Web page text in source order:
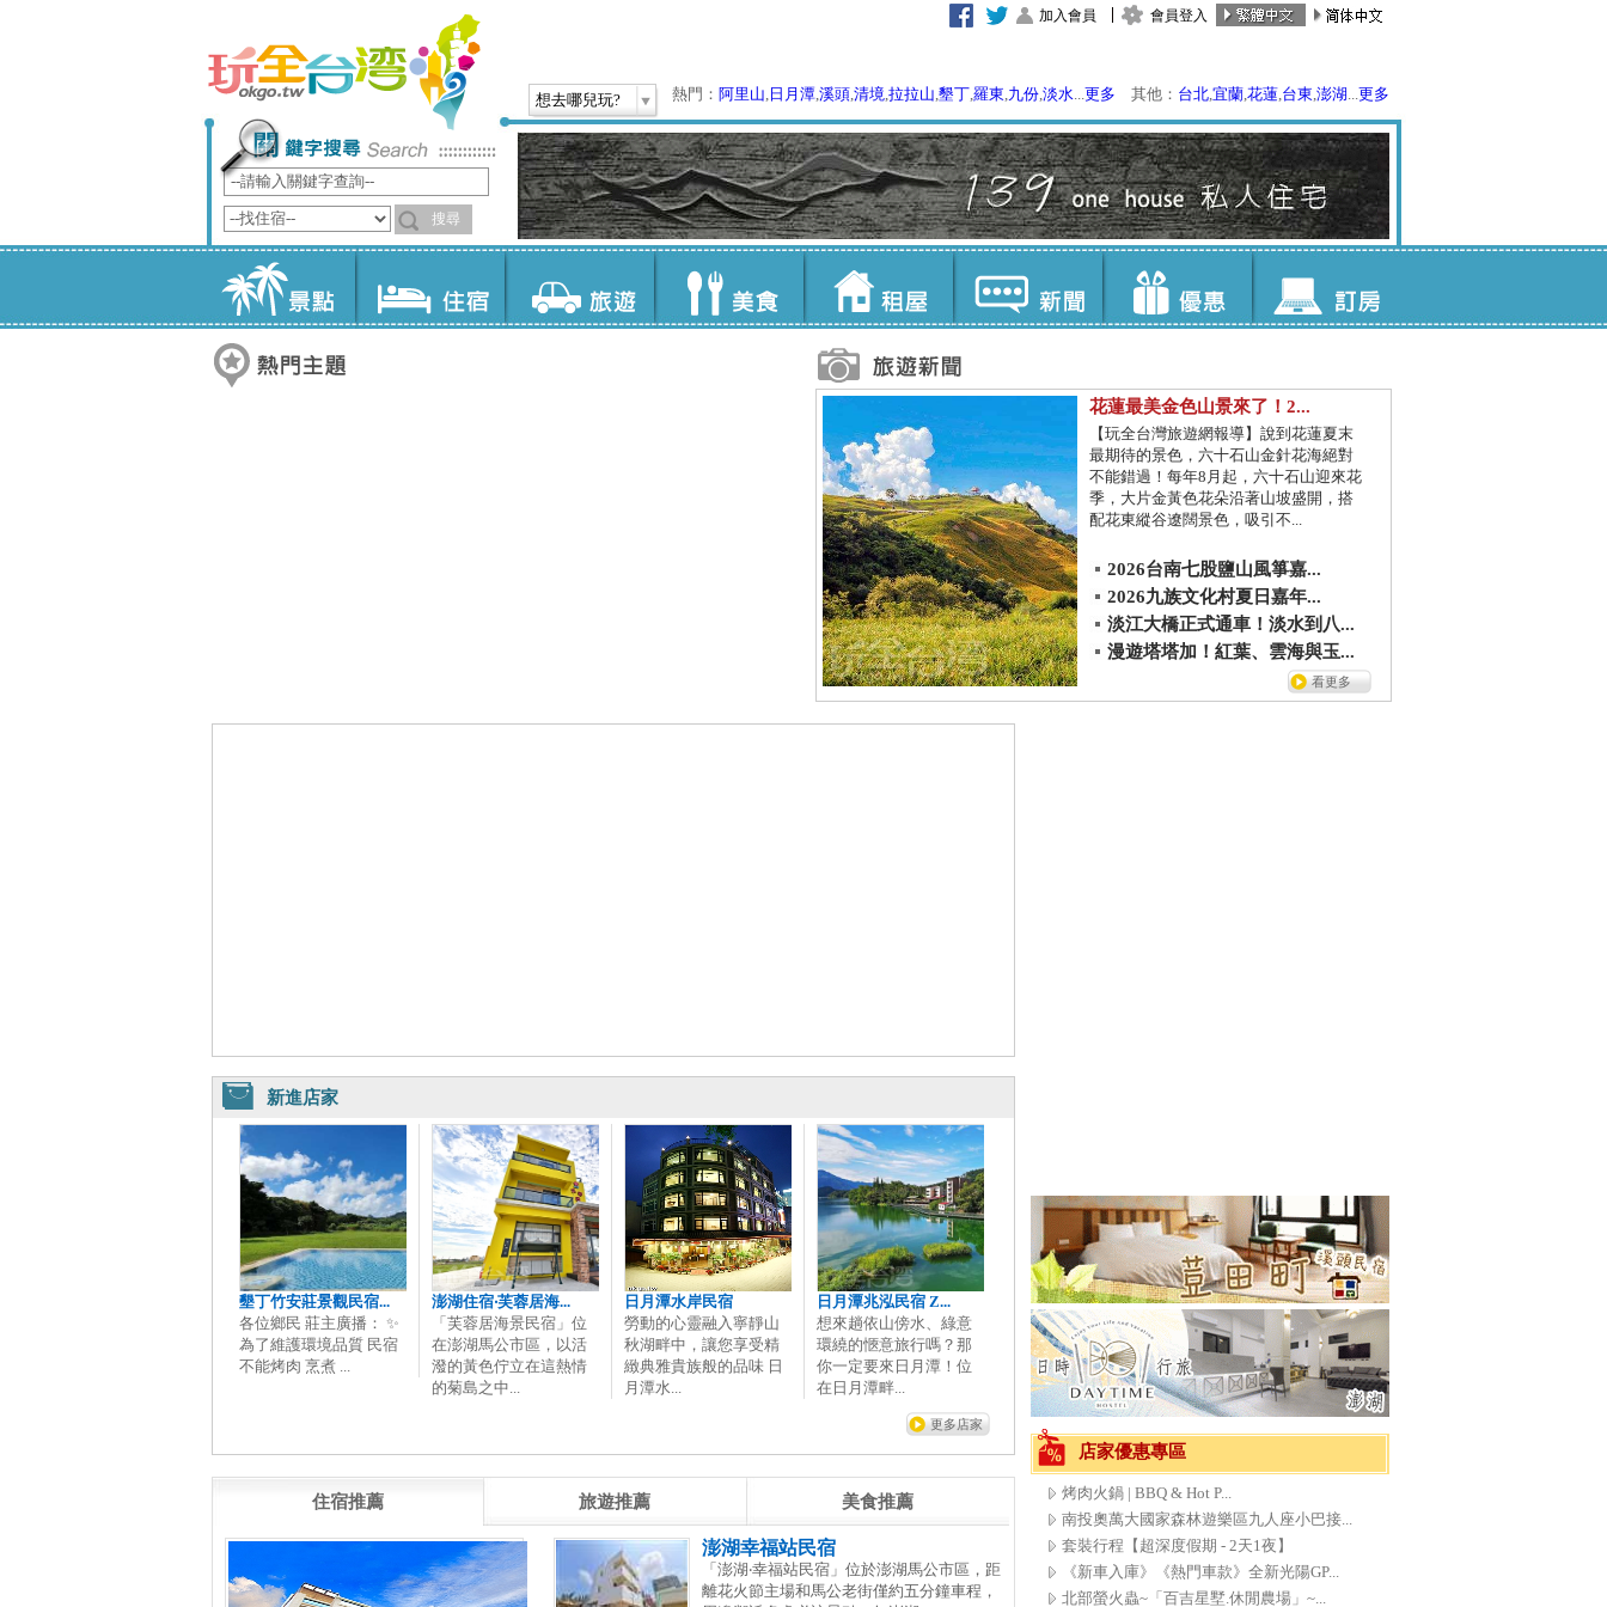
加入會員 會員登入
想去哪兒玩? 熱門： 阿里山, 日月潭,溪頭,清境,拉拉山,墾丁,羅東,九份,淡水...更多 其他： 台北,宜蘭,花蓮,台東,澎湖...更多
店家優惠專區
烤肉火鍋 | BBQ & Hot P...
南投奧萬大國家森林遊樂區九人座小巴接...
套裝行程【超深度假期 - 2天1夜】
《新車入庫》《熱門車款》全新光陽GP...
北部螢火蟲~「百吉星墅.休閒農場」~...
花蓮最美金色山景來了！2...
【玩全台灣旅遊網報導】說到花蓮夏末
最期待的景色，六十石山金針花海絕對
不能錯過！每年8月起，六十石山迎來花
季，大片金黃色花朵沿著山坡盛開，搭
配花東縱谷遼闊景色，吸引不...
2026台南七股鹽山風箏嘉...
2026九族文化村夏日嘉年...
淡江大橋正式通車！淡水到八...
漫遊塔塔加！紅葉、雲海與玉...
看更多
新進店家
墾丁竹安莊景觀民宿...
各位鄉民 莊主廣播： ✨
為了維護環境品質 民宿
不能烤肉 烹煮 ...
澎湖住宿‧芙蓉居海...
「芙蓉居海景民宿」位
在澎湖馬公市區，以活
潑的黃色佇立在這熱情
的菊島之中...
日月潭水岸民宿
勞動的心靈融入寧靜山
秋湖畔中，讓您享受精
緻典雅貴族般的品味 日
月潭水...
日月潭兆泓民宿 Z...
想來趟依山傍水、綠意
環繞的愜意旅行嗎？那
你一定要來日月潭！位
在日月潭畔...
更多店家
住宿推薦 旅遊推薦 美食推薦
澎湖幸福站民宿
「澎湖‧幸福站民宿」位於澎湖馬公市區，距
離花火節主場和馬公老街僅約五分鐘車程，